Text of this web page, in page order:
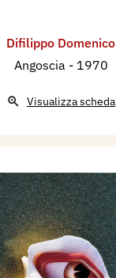
Difilippo Domenico
Angoscia - 1970
Visualizza scheda